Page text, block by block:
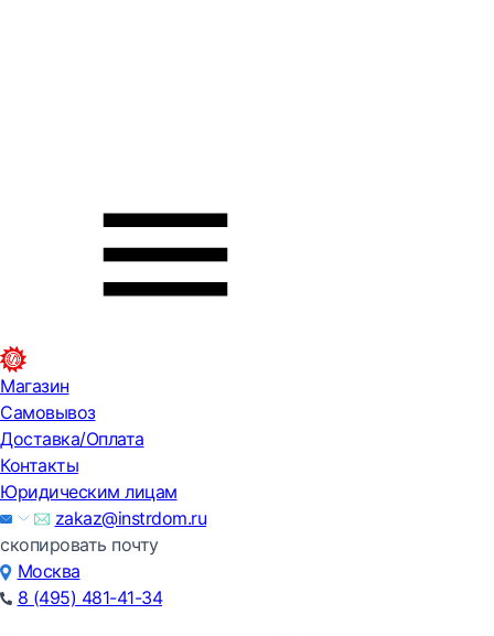
Магазин
Самовывоз
Доставка/Оплата
Контакты
Юридическим лицам
zakaz@instrdom.ru
скопировать почту
Москва
8 (495) 481-41-34